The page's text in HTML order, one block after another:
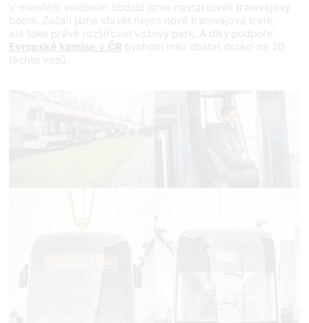
V minulém volebním období jsme nastartovali tramvajový
boom. Začali jsme stavět nejen nové tramvajové tratě,
ale také právě rozšiřovat vozový park. A díky podpoře
Evropské komise v ČR bychom měli dostat dotaci na 20
těchto vozů.